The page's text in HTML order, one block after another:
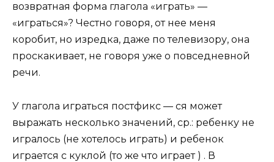
возвратная форма глагола «играть» —
«играться»? Честно говоря, от нее меня
коробит, но изредка, даже по телевизору, она
проскакивает, не говоря уже о повседневной
речи.
У глагола играться постфикс — ся может
выражать несколько значений, ср.: ребенку не
игралось (не хотелось играть) и ребенок
играется с куклой (то же что играет ) . В